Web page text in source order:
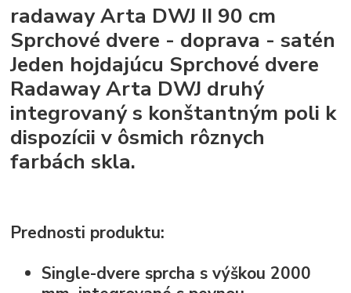
radaway Arta DWJ II 90 cm
Sprchové dvere - doprava - satén
Jeden hojdajúcu Sprchové dvere
Radaway Arta DWJ druhý
integrovaný s konštantným poli k
dispozícii v ôsmich rôznych
farbách skla.
Prednosti produktu:
Single-dvere sprcha s výškou 2000